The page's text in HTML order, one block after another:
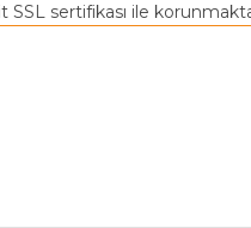
SSL sertifikası ile